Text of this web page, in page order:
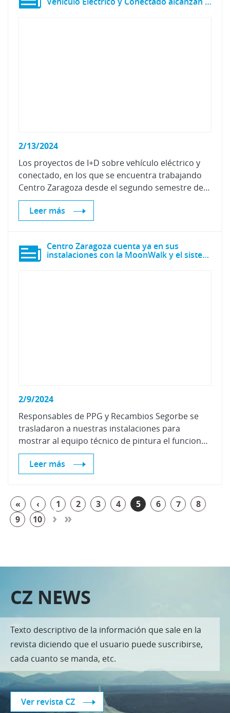
2/13/2024
Los proyectos de I+D sobre vehículo eléctrico y
conectado, en los que se encuentra trabajando
Centro Zaragoza desde el segundo semestre de 2022 alcanzan en este momento su ecuador, con importantes avances.
Leer más
Centro Zaragoza cuenta ya en sus
instalaciones con la MoonWalk y el sistema PPG LINQ
2/9/2024
Responsables de PPG y Recambios Segorbe se
trasladaron a nuestras instalaciones para
mostrar al equipo técnico de pintura el funcionamiento de estos sistemas
Leer más
« ‹ 1 2 3 4 5 6 7
8
9
10 › »
CZ NEWS
Texto descriptivo de la información que sale en la
revista diciendo que el usuario puede suscribirse,
cada cuanto se manda, etc.
Ver revista CZ